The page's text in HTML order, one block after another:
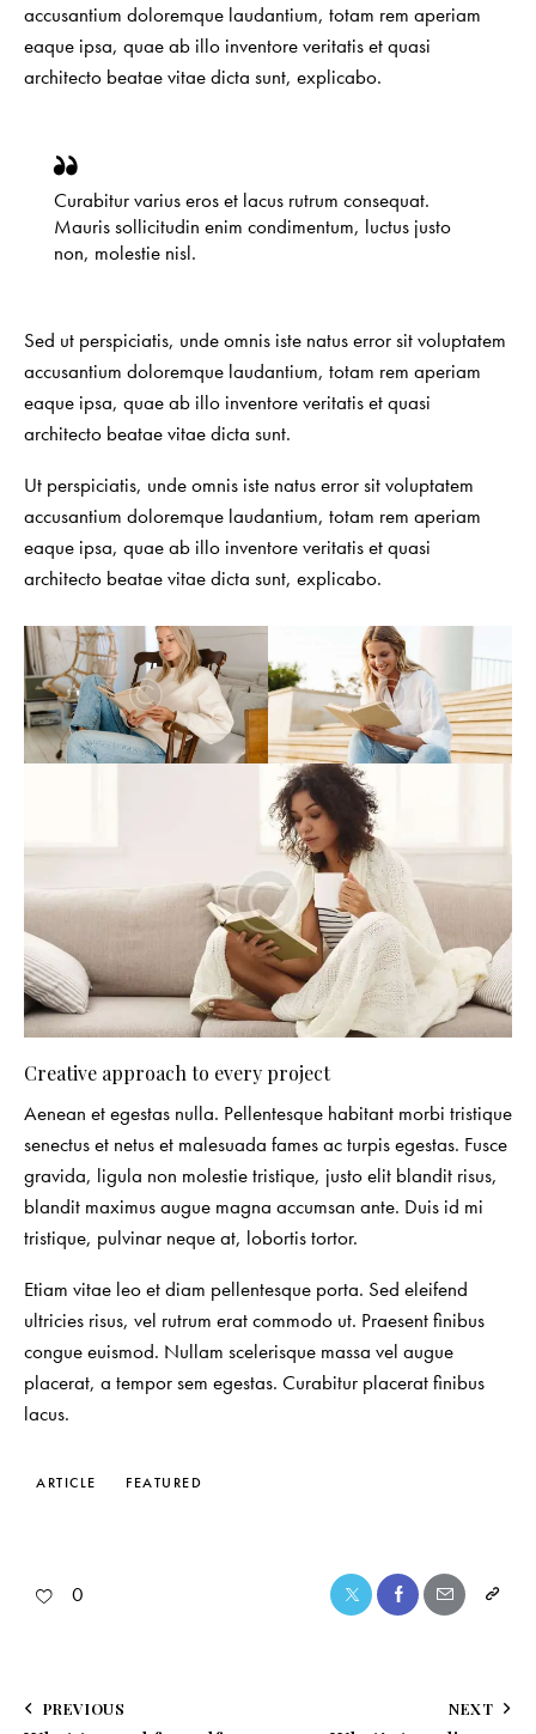
accusantium doloremque laudantium, totam rem aperiam
eaque ipsa, quae ab illo inventore veritatis et quasi
architecto beatae vitae dicta sunt, explicabo.
Curabitur varius eros et lacus rutrum consequat.
Mauris sollicitudin enim condimentum, luctus justo
non, molestie nisl.
Sed ut perspiciatis, unde omnis iste natus error sit voluptatem
accusantium doloremque laudantium, totam rem aperiam
eaque ipsa, quae ab illo inventore veritatis et quasi
architecto beatae vitae dicta sunt.
Ut perspiciatis, unde omnis iste natus error sit voluptatem
accusantium doloremque laudantium, totam rem aperiam
eaque ipsa, quae ab illo inventore veritatis et quasi
architecto beatae vitae dicta sunt, explicabo.
Creative approach to every project
Aenean et egestas nulla. Pellentesque habitant morbi tristique
senectus et netus et malesuada fames ac turpis egestas. Fusce
gravida, ligula non molestie tristique, justo elit blandit risus,
blandit maximus augue magna accumsan ante. Duis id mi
tristique, pulvinar neque at, lobortis tortor.
Etiam vitae leo et diam pellentesque porta. Sed eleifend
ultricies risus, vel rutrum erat commodo ut. Praesent finibus
congue euismod. Nullam scelerisque massa vel augue
placerat, a tempor sem egestas. Curabitur placerat finibus
lacus.
ARTICLE FEATURED
0
PREVIOUS NEXT